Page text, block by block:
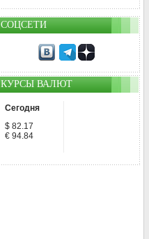
СОЦСЕТИ
КУРСЫ ВАЛЮТ
Сегодня
$ 82.17
€ 94.84